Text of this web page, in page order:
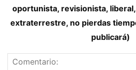
oportunista, revisionista,
extraterrestre, no pierdas
publicará)